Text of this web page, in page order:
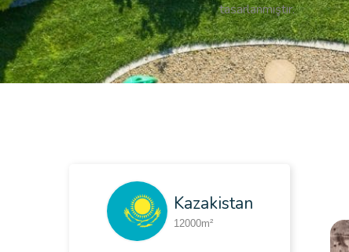
tasarlanmıştır.
Kazakistan
12000m²